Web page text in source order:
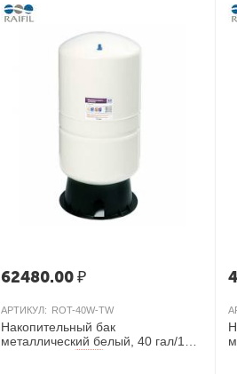
62480.00₽
АРТИКУЛ: ROT-40W-TW
Накопительный бак
металлический белый, 40 гал/151